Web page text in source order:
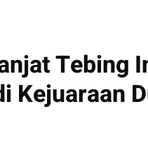
Tebing
Kejuaraan